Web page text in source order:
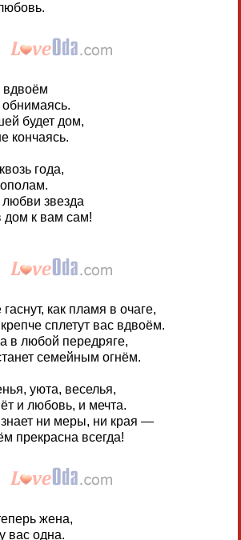
вдвоём
будет дом,
кончаясь.
года,
любви звезда
дом к вам сам!
гаснут, как пламя в очаге,
сплетут вас вдвоём.
в любой передряге,
семейным огнём.
уюта, веселья,
и любовь, и мечта.
знает ни меры, ни края —
прекрасна всегда!
жена,
вас одна.